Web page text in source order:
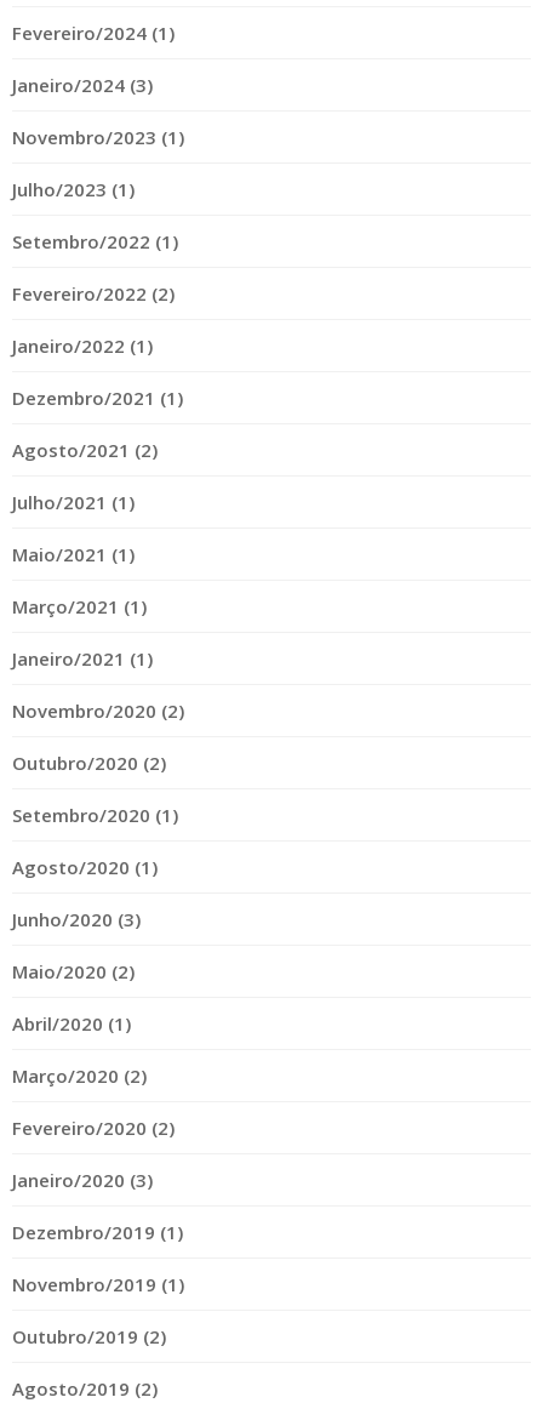
Fevereiro/2024 (1)
Janeiro/2024 (3)
Novembro/2023 (1)
Julho/2023 (1)
Setembro/2022 (1)
Fevereiro/2022 (2)
Janeiro/2022 (1)
Dezembro/2021 (1)
Agosto/2021 (2)
Julho/2021 (1)
Maio/2021 (1)
Março/2021 (1)
Janeiro/2021 (1)
Novembro/2020 (2)
Outubro/2020 (2)
Setembro/2020 (1)
Agosto/2020 (1)
Junho/2020 (3)
Maio/2020 (2)
Abril/2020 (1)
Março/2020 (2)
Fevereiro/2020 (2)
Janeiro/2020 (3)
Dezembro/2019 (1)
Novembro/2019 (1)
Outubro/2019 (2)
Agosto/2019 (2)